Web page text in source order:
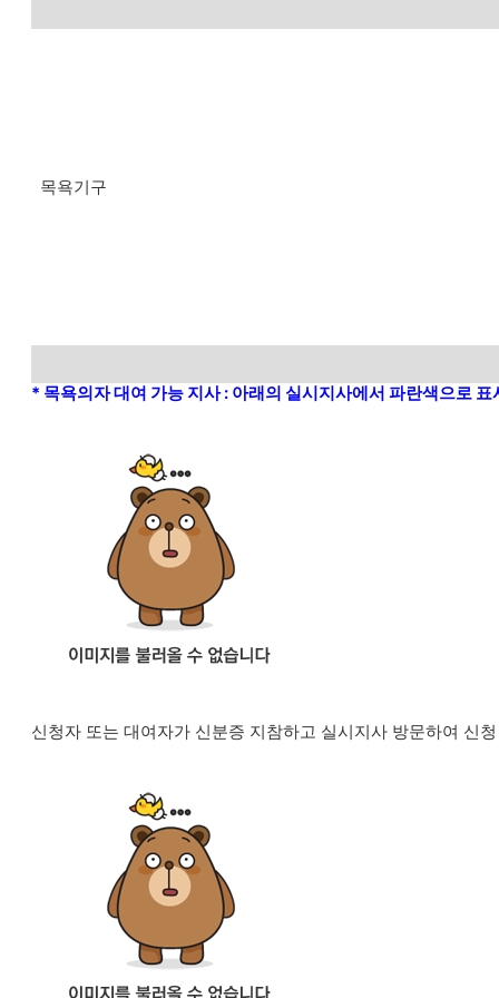
목욕기구
* 목욕의자 대여 가능 지사 : 아래의 실시지사에서 파란색으로 표
신청자 또는 대여자가 신분증 지참하고 실시지사 방문하여 신청